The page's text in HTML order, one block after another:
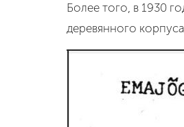
Более того, в 1930
деревянного